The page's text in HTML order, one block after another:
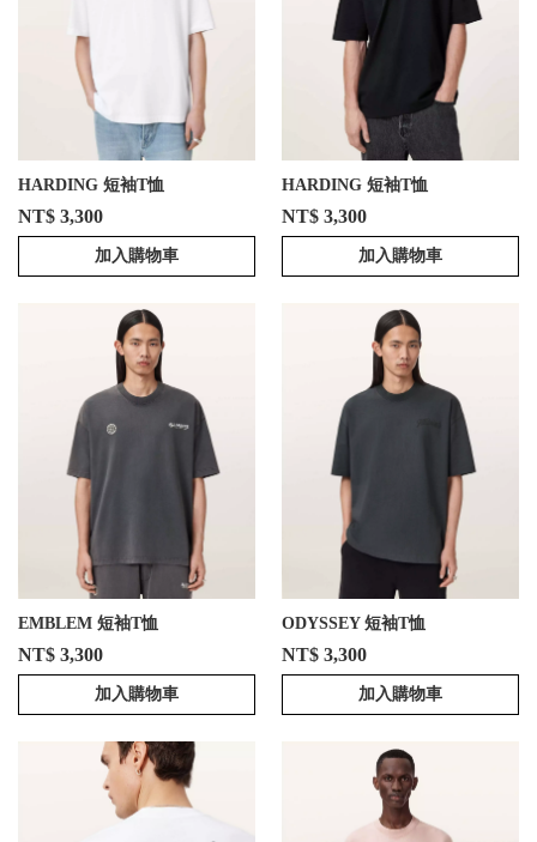
HARDING 短袖T恤
NT$ 3,300
加入購物車
HARDING 短袖T恤
NT$ 3,300
加入購物車
EMBLEM 短袖T恤
NT$ 3,300
加入購物車
ODYSSEY 短袖T恤
NT$ 3,300
加入購物車